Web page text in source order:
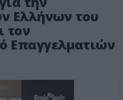
Ελλήνων του
τον
Επαγγελματιών